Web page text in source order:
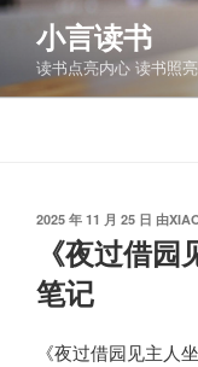
跳
容
小言读书
读书点亮内心 读书照
发
2025 年 11 月 25 日 由
《夜过借
笔记
《夜过借园见主人